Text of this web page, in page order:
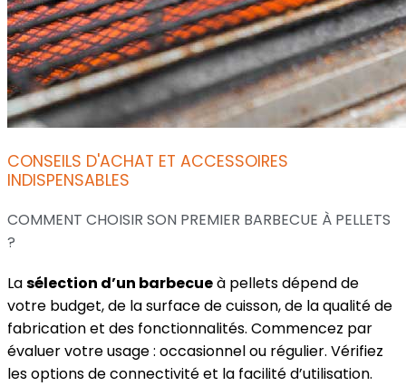
CONSEILS D'ACHAT ET ACCESSOIRES
INDISPENSABLES
COMMENT CHOISIR SON PREMIER BARBECUE À PELLETS
?
Lasélection d’un barbecueà pellets dépend de
votre budget, de la surface de cuisson, de la qualité de
fabrication et des fonctionnalités. Commencez par
évaluer votre usage : occasionnel ou régulier. Vérifiez
les options de connectivité et la facilité d’utilisation.